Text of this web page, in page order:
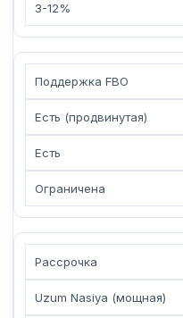
3-12%
Поддержка FBO
Есть (продвинутая)
Есть
Ограничена
Рассрочка
Uzum Nasiya (мощная)